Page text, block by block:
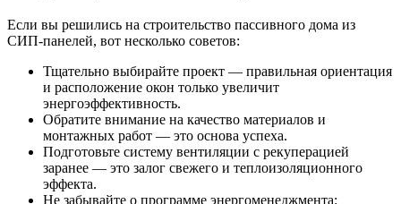
Если вы решились на строительство пассивного дома из
СИП-панелей, вот несколько советов:
Тщательно выбирайте проект — правильная ориентация
и расположение окон только увеличит
энергоэффективность.
Обратите внимание на качество материалов и
монтажных работ — это основа успеха.
Подготовьте систему вентиляции с рекуперацией
заранее — это залог свежего и теплоизоляционного
эффекта.
Не забывайте о программе энергоменеджмента: